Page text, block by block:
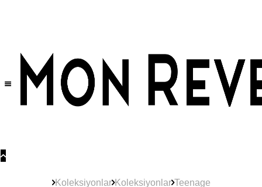
Koleksiyonlar Koleksiyonlar Teenage